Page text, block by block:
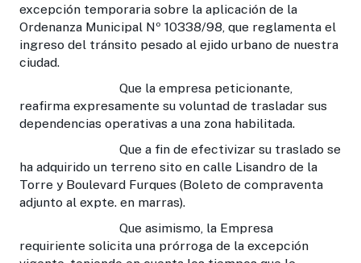
excepción temporaria sobre la aplicación de la
Ordenanza Municipal Nº 10338/98, que reglamenta el
ingreso del tránsito pesado al ejido urbano de nuestra
ciudad.
Que la empresa peticionante,
reafirma expresamente su voluntad de trasladar sus
dependencias operativas a una zona habilitada.
Que a fin de efectivizar su traslado se
ha adquirido un terreno sito en calle Lisandro de la
Torre y Boulevard Furques (Boleto de compraventa
adjunto al expte. en marras).
Que asimismo, la Empresa
requiriente solicita una prórroga de la excepción